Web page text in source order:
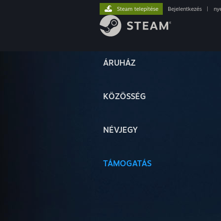
ÁRUHÁZ
KÖZÖSSÉG
NÉVJEGY
TÁMOGATÁS
Steam telepítése Bejelentkezés